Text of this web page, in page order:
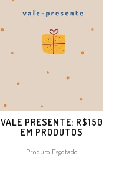
VALE PRESENTE: R$150
EM PRODUTOS
Produto Esgotado